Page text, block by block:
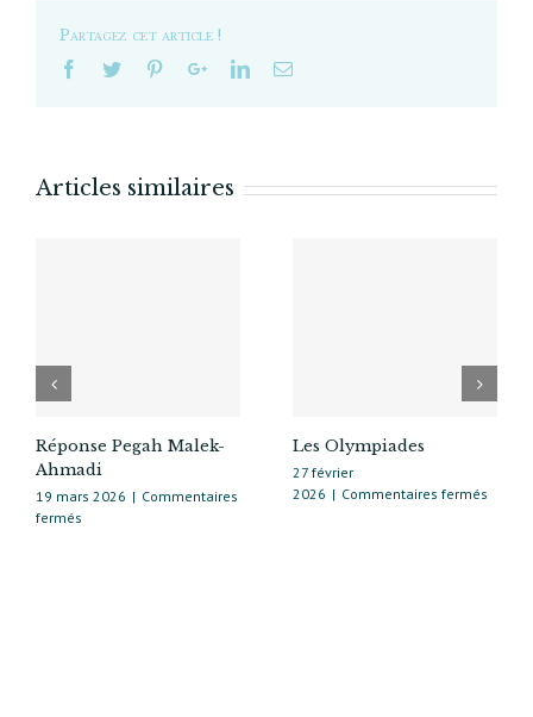
peau
de
Partagez cet article !
Articles similaires
Réponse Pegah Malek-
Ahmadi
19 mars 2026 | Commentaires
fermés
Les Olympiades
27 février
2026 | Commentaires fermés